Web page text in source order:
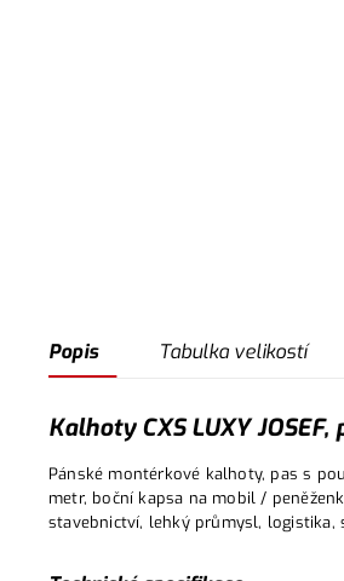
Popis Tabulka velikostí
Kalhoty CXS LUXY
Pánské montérkové kalhoty, pas s
metr, boční kapsa na mobil /
stavebnictví, lehký průmysl, logistika,